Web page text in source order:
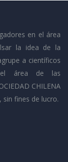
en el área
la idea de la
a científicos
el área de las
CHILENA
sin fines de lucro.